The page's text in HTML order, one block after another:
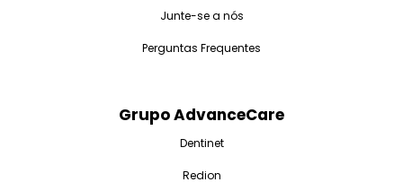
Junte-se a nós
Perguntas Frequentes
Grupo AdvanceCare
Dentinet
Redion